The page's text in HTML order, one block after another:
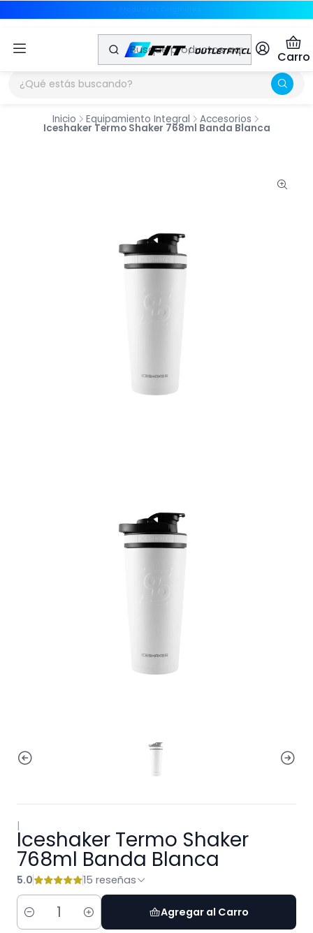
Carro
Inicio Equipamiento Integral Accesorios
Iceshaker Termo Shaker 768ml Banda Blanca
|
Iceshaker Termo Shaker
768ml Banda Blanca
5.0 15 reseñas
Cantidad
Agregar al Carro